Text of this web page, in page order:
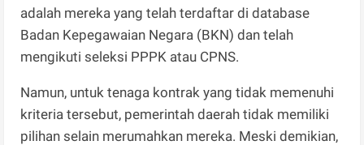
adalah mereka yang telah terdaftar di database
Badan Kepegawaian Negara (BKN) dan telah
mengikuti seleksi PPPK atau CPNS.
Namun, untuk tenaga kontrak yang tidak memenuhi
kriteria tersebut, pemerintah daerah tidak memiliki
pilihan selain merumahkan mereka. Meski demikian,